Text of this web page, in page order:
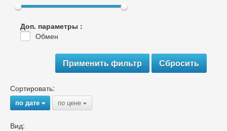
Доп. параметры :
Обмен
Сортировать:
по дате{ по цене {
Вид: